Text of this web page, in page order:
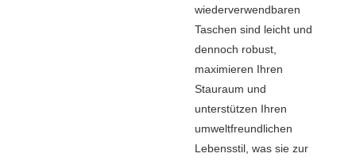
wiederverwendbaren
Taschen sind leicht und
dennoch robust,
maximieren Ihren
Stauraum und
unterstützen Ihren
umweltfreundlichen
Lebensstil, was sie zur